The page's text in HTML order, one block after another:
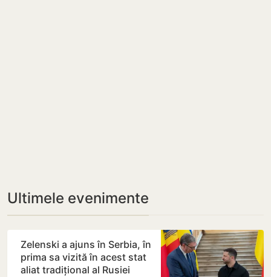
Ultimele evenimente
Zelenski a ajuns în Serbia, în
prima sa vizită în acest stat
aliat tradițional al Rusiei